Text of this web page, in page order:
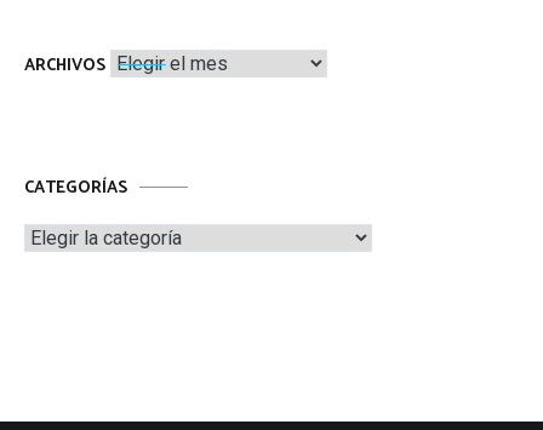
ARCHIVOS Archivos
CATEGORÍAS
Categorías